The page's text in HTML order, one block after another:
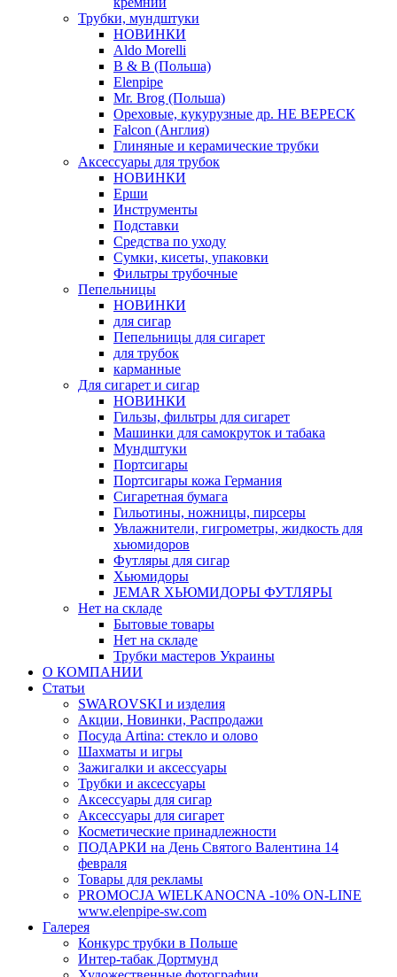
Трубки, мундштуки
НОВИНКИ
Aldo Morelli
B & B (Польша)
Elenpipe
Mr. Brog (Польша)
Ореховые, кукурузные др. НЕ ВЕРЕСК
Falcon (Англия)
Глиняные и керамические трубки
Аксессуары для трубок
НОВИНКИ
Ерши
Инструменты
Подставки
Средства по уходу
Сумки, кисеты, упаковки
Фильтры трубочные
Пепельницы
НОВИНКИ
для сигар
Пепельницы для сигарет
для трубок
карманные
Для сигарет и сигар
НОВИНКИ
Гильзы, фильтры для сигарет
Машинки для самокруток и табака
Мундштуки
Портсигары
Портсигары кожа Германия
Сигаретная бумага
Гильотины, ножницы, пирсеры
Увлажнители, гигрометры, жидкость для
хьюмидоров
Футляры для сигар
Хьюмидоры
JEMAR ХЬЮМИДОРЫ ФУТЛЯРЫ
Нет на складе
Бытовые товары
Нет на складе
Трубки мастеров Украины
О КОМПАНИИ
Статьи
SWAROVSKI и изделия
Акции, Новинки, Распродажи
Посуда Artina: стекло и олово
Шахматы и игры
Зажигалки и аксессуары
Трубки и аксессуары
Аксессуары для сигар
Аксессуары для сигарет
Косметические принадлежности
ПОДАРКИ на День Святого Валентина 14
февраля
Товары для рекламы
PROMOCJA WIELKANOCNA -10% ON-LINE
www.elenpipe-sw.com
Галерея
Конкурс трубки в Польше
Интер-табак Дортмунд